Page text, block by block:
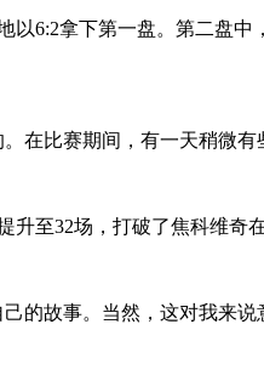
6:2拿下第一盘。第二盘
在比赛期间，有一天稍微
至32场，打破了焦科维奇
的故事。当然，这对我来